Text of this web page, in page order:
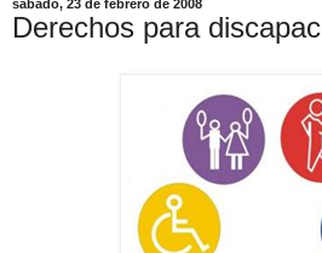
sábado, 23 de febrero de 2008
Derechos para